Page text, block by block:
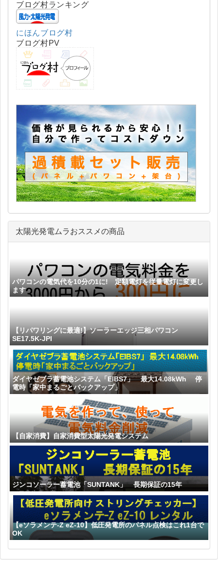
ブログ村ランキング
にほんブログ村
ブログ村PV
太陽光発電ムラおススメの商品
パワコンの電気代を10分の1に! 定額電灯を従量電灯に変更し
ます
【リパワリングに最適!】ソーラーエッジ三相パワコン
SE17.5K-JPI
ダイヤゼブラ蓄電池システム「EIBS7」 最大14.08kWh 停
電時「家中まるごとバックアップ」
【自家消費】自家消費型太陽光発電システム
ジンコソーラー蓄電池「SUNTANK」 長期保証の15年
【eソラメンテ-Z eZ-10】低圧発電所のパネル点検はこれ1台で
OK